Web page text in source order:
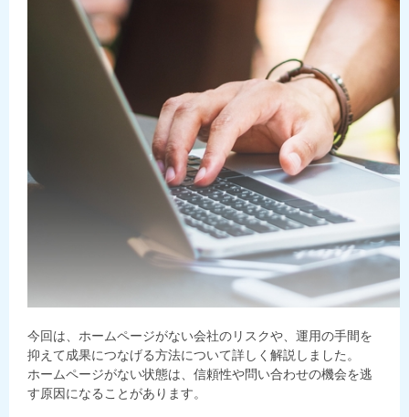
今回は、ホームページがない会社のリスクや、運用の手間を
抑えて成果につなげる方法について詳しく解説しました。
ホームページがない状態は、信頼性や問い合わせの機会を逃
す原因になることがあります。